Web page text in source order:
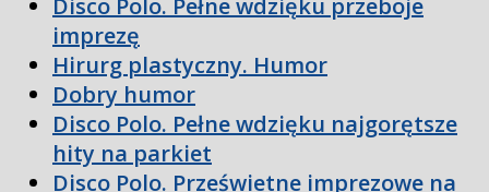
Disco Polo. Pełne wdzięku przeboje
imprezę
Hirurg plastyczny. Humor
Dobry humor
Disco Polo. Pełne wdzięku najgorętsze
hity na parkiet
Disco Polo. Prześwietne imprezowe na